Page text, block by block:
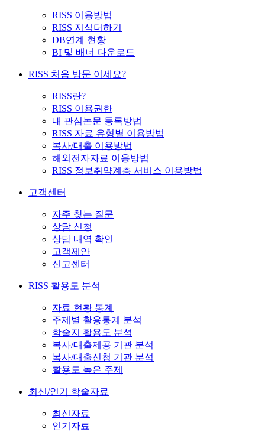
RISS 이용방법
RISS 지식더하기
DB연계 현황
BI 및 배너 다운로드
RISS 처음 방문 이세요?
RISS란?
RISS 이용권한
내 관심논문 등록방법
RISS 자료 유형별 이용방법
복사/대출 이용방법
해외전자자료 이용방법
RISS 정보취약계층 서비스 이용방법
고객센터
자주 찾는 질문
상담 신청
상담 내역 확인
고객제안
신고센터
RISS 활용도 분석
자료 현황 통계
주제별 활용통계 분석
학술지 활용도 분석
복사/대출제공 기관 분석
복사/대출신청 기관 분석
활용도 높은 주제
최신/인기 학술자료
최신자료
인기자료